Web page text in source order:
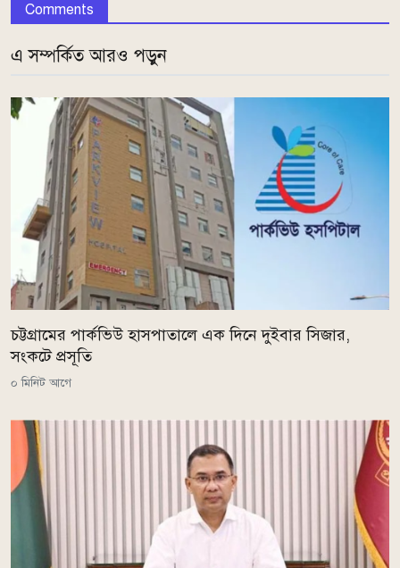
Comments
এ সম্পর্কিত আরও পড়ুন
চট্টগ্রামের পার্কভিউ হাসপাতালে এক দিনে দুইবার সিজার,
সংকটে প্রসূতি
০ মিনিট আগে